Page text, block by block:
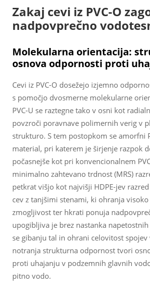
Zakaj cevi iz PVC-O
nadpovprečno
Molekularna orientacija:
osnova odpornosti proti
Cevi iz PVC-O dosežejo izjemno
s pomočjo dvosmerne molekularne
PVC-U se raztegne tako v osni kot
povzroči poravnave polimernih verig v
strukturo. S tem postopkom se amorfni
material, pri katerem je širjenje razpok
počasnejše kot pri konvencionalnem
minimalno zahtevano trdnost (MRS)
petkrat višjo kot najvišji HDPE-jev
cev z tanjšimi stenami, ki ohranja
zmogljivost ter hkrati ponuja
upogibljiva je brez nastanka
se gibanju tal in ohrani celovitost spojev
notranja strukturna odpornost tvori
proti uhajanju v podzemnih glavnih
pitno vodo.